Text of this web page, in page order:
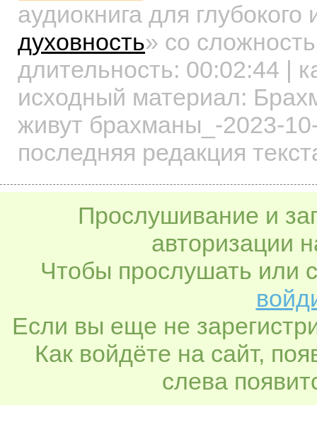
аудиокнига для
духовность» со
длительность: 00:02:44 |
исходный материал:
живут брахманы_-2023-
последняя редакция
Прослушивание и
авторизации
Чтобы прослушать или
Если вы еще не
Как войдёте на сайт,
слева